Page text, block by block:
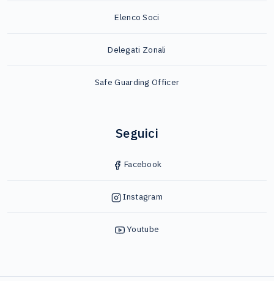
Elenco Soci
Delegati Zonali
Safe Guarding Officer
Seguici
Facebook
Instagram
Youtube